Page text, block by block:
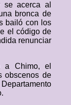
acerca al
bronca de
bailó con los
el código de
renunciar
a Chimo, el
obscenos de